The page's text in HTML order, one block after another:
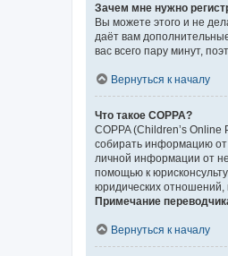
Зачем мне нужно
Вы можете этого и не
даёт вам
вас всего пару минут,
Вернуться к началу
Что такое COPPA?
COPPA (Children’s
собирать информацию от
личной информации от
помощью к
юридических отношений,
Примечание
Вернуться к началу